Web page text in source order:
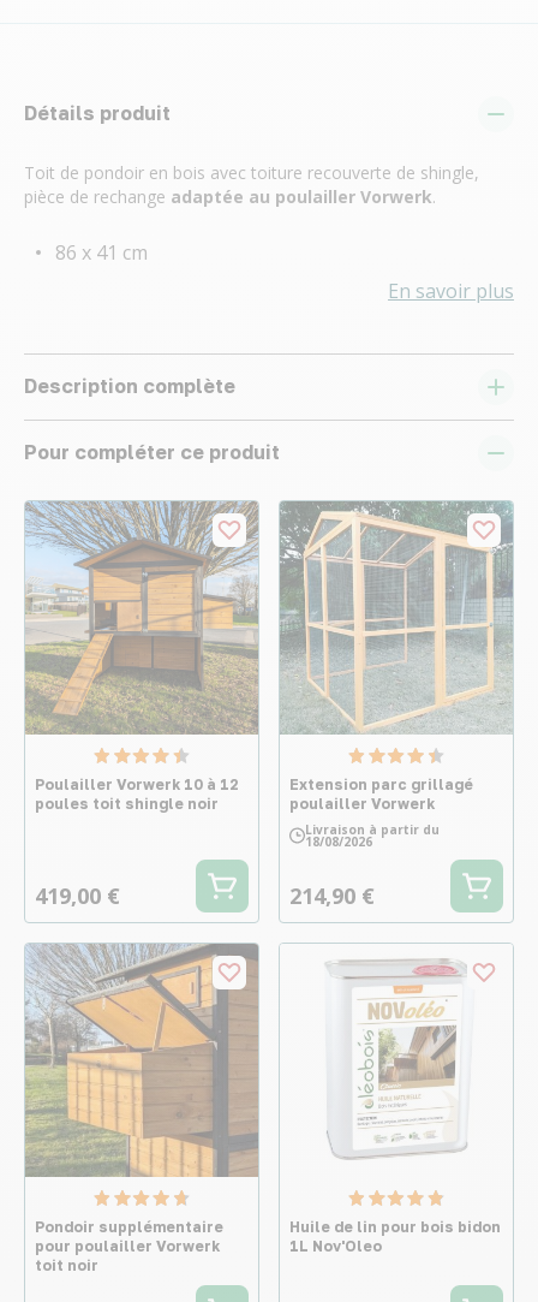
Détails produit
Toit de pondoir en bois avec toiture recouverte de shingle,
pièce de rechange adaptée au poulailler Vorwerk.
86 x 41 cm
En savoir plus
Description complète
Pour compléter ce produit
Poulailler Vorwerk 10 à 12
poules toit shingle noir
419,00 €
Extension parc grillagé
poulailler Vorwerk
Livraison à partir du
18/08/2026
214,90 €
Pondoir supplémentaire
pour poulailler Vorwerk
toit noir
Huile de lin pour bois bidon
1L Nov'Oleo